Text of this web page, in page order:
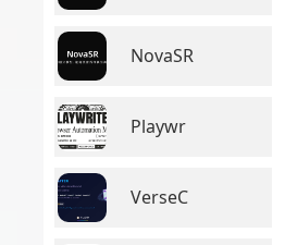
NovaSR
Playwr
VerseC